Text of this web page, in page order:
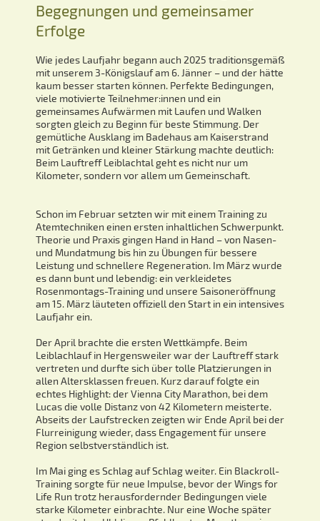
Begegnungen und gemeinsamer
Erfolge
Wie jedes Laufjahr begann auch 2025 traditionsgemäß
mit unserem 3-Königslauf am 6. Jänner – und der hätte
kaum besser starten können. Perfekte Bedingungen,
viele motivierte Teilnehmer:innen und ein
gemeinsames Aufwärmen mit Laufen und Walken
sorgten gleich zu Beginn für beste Stimmung. Der
gemütliche Ausklang im Badehaus am Kaiserstrand
mit Getränken und kleiner Stärkung machte deutlich:
Beim Lauftreff Leiblachtal geht es nicht nur um
Kilometer, sondern vor allem um Gemeinschaft.
Schon im Februar setzten wir mit einem Training zu
Atemtechniken einen ersten inhaltlichen Schwerpunkt.
Theorie und Praxis gingen Hand in Hand – von Nasen-
und Mundatmung bis hin zu Übungen für bessere
Leistung und schnellere Regeneration. Im März wurde
es dann bunt und lebendig: ein verkleidetes
Rosenmontags-Training und unsere Saisoneröffnung
am 15. März läuteten offiziell den Start in ein intensives
Laufjahr ein.
Der April brachte die ersten Wettkämpfe. Beim
Leiblachlauf in Hergensweiler war der Lauftreff stark
vertreten und durfte sich über tolle Platzierungen in
allen Altersklassen freuen. Kurz darauf folgte ein
echtes Highlight: der Vienna City Marathon, bei dem
Lucas die volle Distanz von 42 Kilometern meisterte.
Abseits der Laufstrecken zeigten wir Ende April bei der
Flurreinigung wieder, dass Engagement für unsere
Region selbstverständlich ist.
Im Mai ging es Schlag auf Schlag weiter. Ein Blackroll-
Training sorgte für neue Impulse, bevor der Wings for
Life Run trotz herausfordernder Bedingungen viele
starke Kilometer einbrachte. Nur eine Woche später